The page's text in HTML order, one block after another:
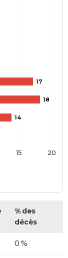
17
18
14
15 20
% des
décès
0 %